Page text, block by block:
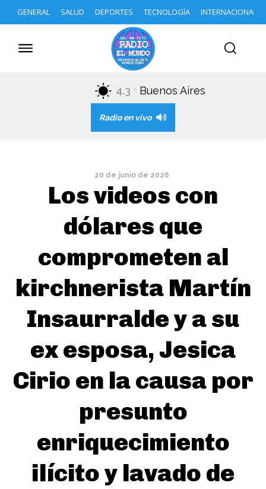
GENERAL SALUD DEPORTES TECNOLOGÍA INTERNACIONAL
4.3 C Buenos Aires
Radio en vivo
20 de junio de 2026
Los videos con
dólares que
comprometen al
kirchnerista Martín
Insaurralde y a su
ex esposa, Jesica
Cirio en la causa por
presunto
enriquecimiento
ilícito y lavado de